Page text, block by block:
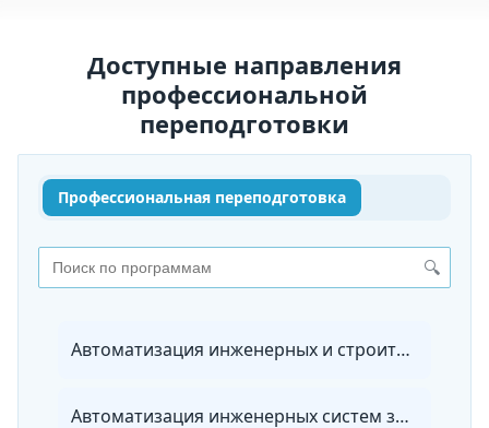
Доступные направления
профессиональной
переподготовки
Профессиональная переподготовка
🔍
Автоматизация инженерных и строительных технологий
Автоматизация инженерных систем зданий и сооружений